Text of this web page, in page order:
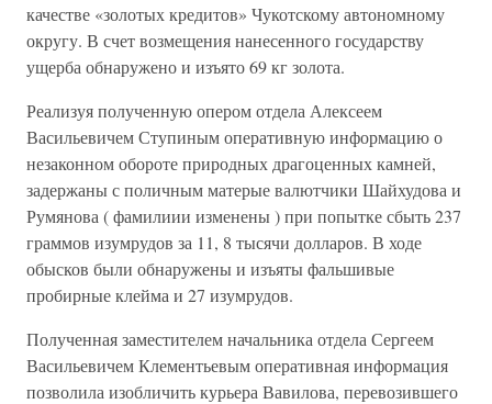
качестве «золотых кредитов» Чукотскому автономному
округу. В счет возмещения нанесенного государству
ущерба обнаружено и изъято 69 кг золота.
Реализуя полученную опером отдела Алексеем
Васильевичем Ступиным оперативную информацию о
незаконном обороте природных драгоценных камней,
задержаны с поличным матерые валютчики Шайхудова и
Румянова ( фамилиии изменены ) при попытке сбыть 237
граммов изумрудов за 11, 8 тысячи долларов. В ходе
обысков были обнаружены и изъяты фальшивые
пробирные клейма и 27 изумрудов.
Полученная заместителем начальника отдела Сергеем
Васильевичем Клементьевым оперативная информация
позволила изобличить курьера Вавилова, перевозившего